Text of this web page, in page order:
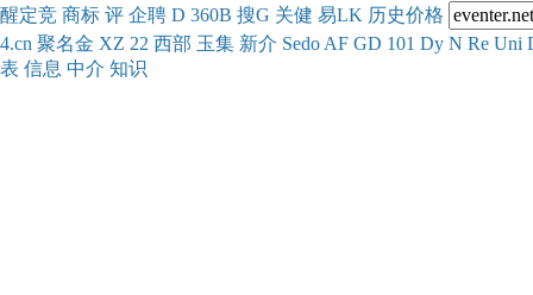
醒定竞 商标 评 企聘 D 360B 搜G 关健 易LK 历史价格
4.cn 聚名金 XZ 22 西部 玉集 新介 Sedo AF GD 101 Dy N Re Uni
表 信息 中介 知识